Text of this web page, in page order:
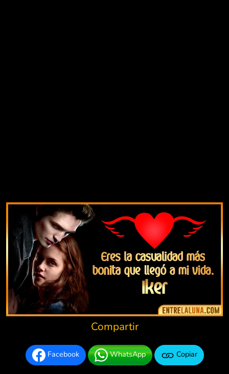
Compartir
Facebook WhatsApp Copiar